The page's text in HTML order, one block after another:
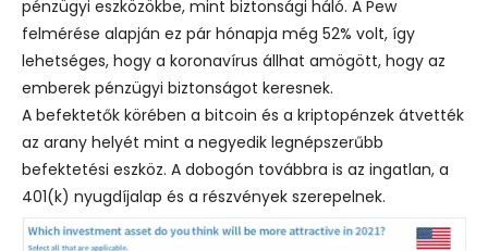
pénzügyi eszközökbe, mint biztonsági háló. A Pew
felmérése alapján ez pár hónapja még 52% volt, így
lehetséges, hogy a koronavírus állhat amögött, hogy az
emberek pénzügyi biztonságot keresnek.
A befektetők körében a bitcoin és a kriptopénzek átvették
az arany helyét mint a negyedik legnépszerűbb
befektetési eszköz. A dobogón továbbra is az ingatlan, a
401(k) nyugdíjalap és a részvények szerepelnek.